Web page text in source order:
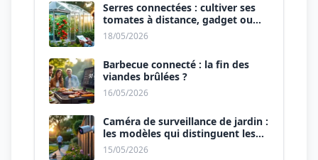
Serres connectées : cultiver ses
tomates à distance, gadget ou
révolution ?
18/05/2026
Barbecue connecté : la fin des
viandes brûlées ?
16/05/2026
Caméra de surveillance de jardin :
les modèles qui distinguent les
humains des animaux.
15/05/2026